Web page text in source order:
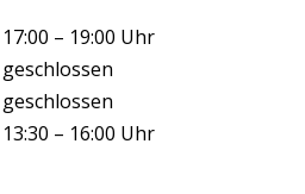
Nachmittag
17:00 – 19:00 Uhr
geschlossen
geschlossen
13:30 – 16:00 Uhr